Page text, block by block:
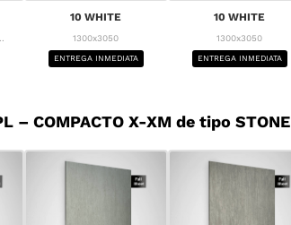
10 WHITE
1300x3050
ENTREGA INMEDIATA
10 WHITE
1300x3050
ENTREGA INMEDIATA
– COMPACTO X-XM de tipo STONE